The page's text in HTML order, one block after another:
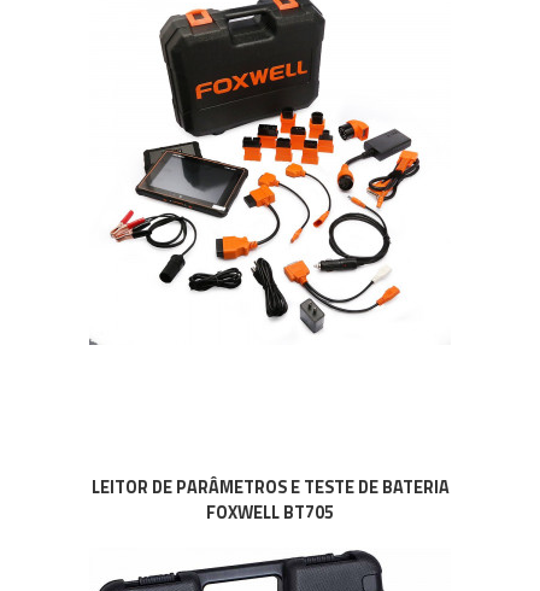
LEITOR DE PARÂMETROS E TESTE DE BATERIA
FOXWELL BT705